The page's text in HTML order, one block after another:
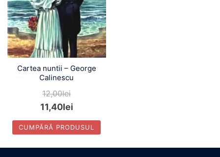
Cartea nuntii – George
Calinescu
12,00lei
11,40lei
CUMPĂRĂ PRODUSUL